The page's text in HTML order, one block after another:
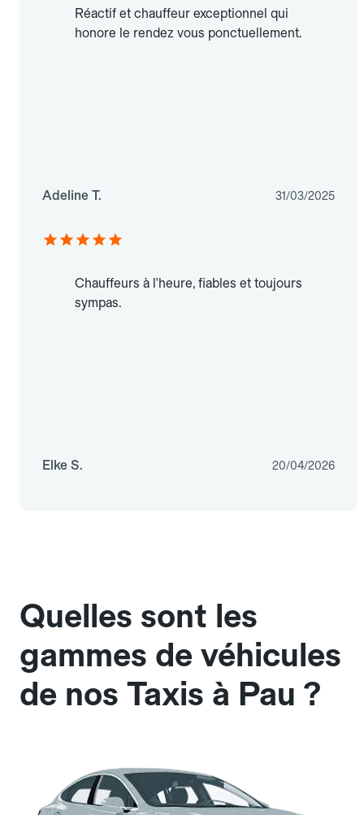
Réactif et chauffeur exceptionnel qui
honore le rendez vous ponctuellement.
Adeline T. 31/03/2025
Chauffeurs à l'heure, fiables et toujours
sympas.
Elke S. 20/04/2026
Quelles sont les
gammes de véhicules
de nos Taxis à Pau ?